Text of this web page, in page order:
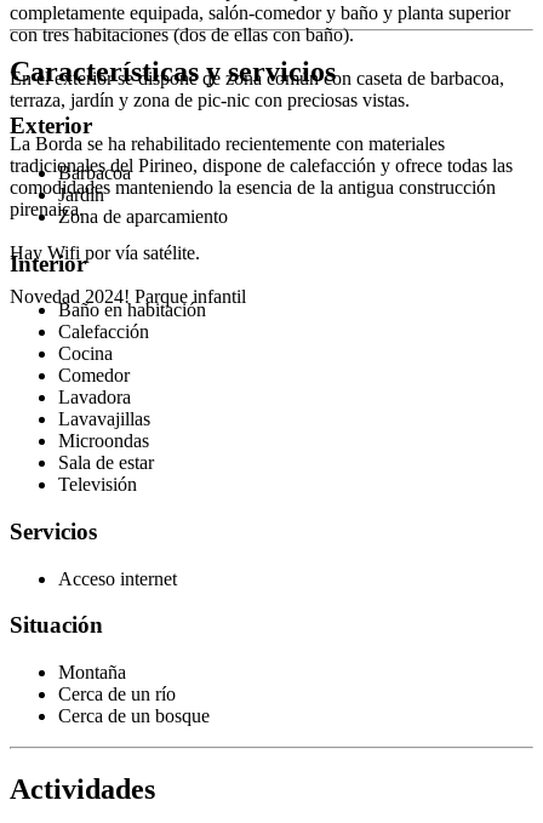
completamente equipada, salón-comedor y baño y planta superior
con tres habitaciones (dos de ellas con baño).
En el exterior se dispone de zona común con caseta de barbacoa,
terraza, jardín y zona de pic-nic con preciosas vistas.
La Borda se ha rehabilitado recientemente con materiales
tradicionales del Pirineo, dispone de calefacción y ofrece todas las
comodidades manteniendo la esencia de la antigua construcción
pirenaica.
Hay Wifi por vía satélite.
Novedad 2024! Parque infantil
Características y servicios
Exterior
Barbacoa
Jardín
Zona de aparcamiento
Interior
Baño en habitación
Calefacción
Cocina
Comedor
Lavadora
Lavavajillas
Microondas
Sala de estar
Televisión
Servicios
Acceso internet
Situación
Montaña
Cerca de un río
Cerca de un bosque
Actividades